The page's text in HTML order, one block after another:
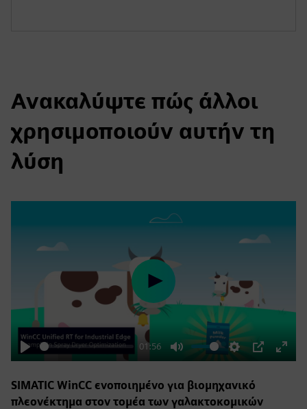
Ανακαλύψτε πώς άλλοι
χρησιμοποιούν αυτήν τη
λύση
Play
01:56
Mute Settings
PIP
Enter
Play
SIMATIC WinCC ενοποιημένο για βιομηχανικό
πλεονέκτημα στον τομέα των γαλακτοκομικών